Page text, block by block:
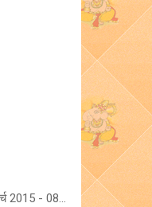
2015 - 08...